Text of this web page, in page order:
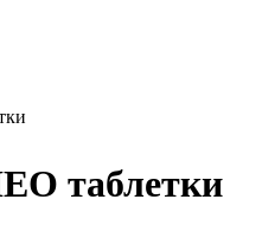
таблетки